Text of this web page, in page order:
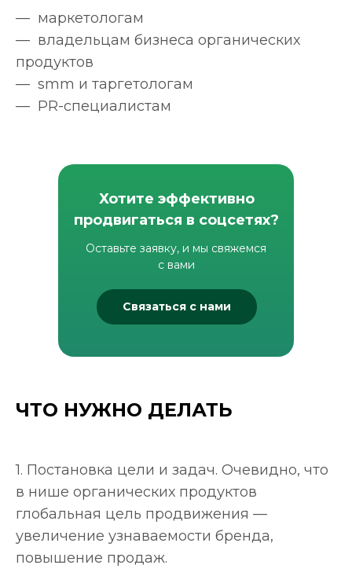
— маркетологам
— владельцам бизнеса органических
продуктов
— smm и таргетологам
— PR-специалистам
Оставьте заявку, и мы свяжемся
с вами
Хотите эффективно
продвигаться в соцсетях?
Связаться с нами
ЧТО НУЖНО ДЕЛАТЬ
1. Постановка цели и задач. Очевидно, что
в нише органических продуктов
глобальная цель продвижения —
увеличение узнаваемости бренда,
повышение продаж.